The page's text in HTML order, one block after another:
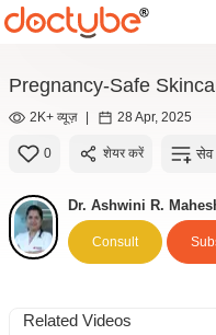
Pregnancy-Safe
2K+ व्यूज़ | 28 Apr, 2025
0 शेयर करें सेव
Dr. Ashwini R.
Consult
Related Videos